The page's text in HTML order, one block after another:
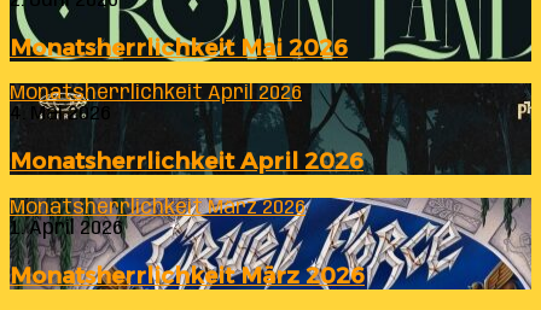
Monatsherrlichkeit Mai 2026
Monatsherrlichkeit April 2026
4. Mai 2026
Monatsherrlichkeit April 2026
Monatsherrlichkeit März 2026
1. April 2026
Monatsherrlichkeit März 2026